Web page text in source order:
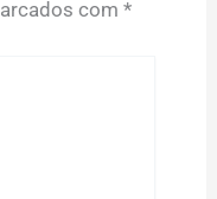
com *